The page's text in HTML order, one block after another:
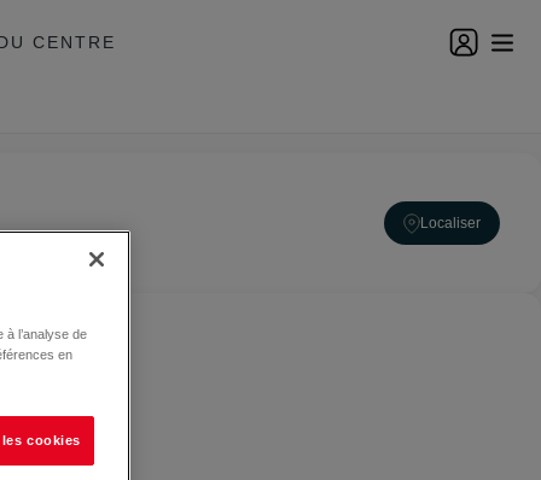
CENTRE
Localiser
l’analyse de
en
cookies